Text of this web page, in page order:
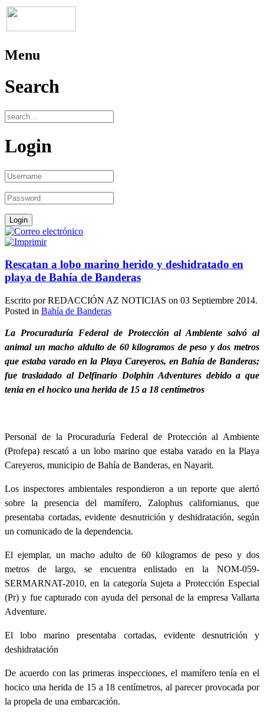
Menu
Search
Login
Rescatan a lobo marino herido y deshidratado en
playa de Bahía de Banderas
Escrito por REDACCIÓN AZ NOTICIAS on 03 Septiembre 2014.
Posted in Bahía de Banderas
La Procuraduría Federal de Protección al Ambiente salvó al
animal un macho aldulto de 60 kilogramos de peso y dos metros
que estaba varado en la Playa Careyeros, en Bahía de Banderas;
fue trasladado al Delfinario Dolphin Adventures debido a que
tenia en el hocico una herida de 15 a 18 centímetros
Personal de la Procuraduría Federal de Protección al Ambiente
(Profepa) rescató a un lobo marino que estaba varado en la Playa
Careyeros, municipio de Bahía de Banderas, en Nayarit.
Los inspectores ambientales respondieron a un reporte que alertó
sobre la presencia del mamífero, Zalophus californianus, que
presentaba cortadas, evidente desnutrición y deshidratación, según
un comunicado de la dependencia.
El ejemplar, un macho adulto de 60 kilogramos de peso y dos
metros de largo, se encuentra enlistado en la NOM-059-
SERMARNAT-2010, en la categoría Sujeta a Protección Especial
(Pr) y fue capturado con ayuda del personal de la empresa Vallarta
Adventure.
El lobo marino presentaba cortadas, evidente desnutrición y
deshidratación
De acuerdo con las primeras inspecciones, el mamífero tenía en el
hocico una herida de 15 a 18 centímetros, al parecer provocada por
la propela de una embarcación.